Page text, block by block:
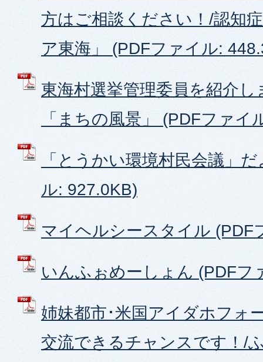
方はご相談ください！/認知
ア東海」 (PDFファイル:
東海村選挙管理委員を紹介
「まちの風景」 (PDFファイ
「とうかい環境村民会議」
ル: 927.0KB)
マイヘルシースタイル (PDF
いんふぉめーしょん (PDFフ
姉妹都市･米国アイダホフォ
交流できるチャンスです！/